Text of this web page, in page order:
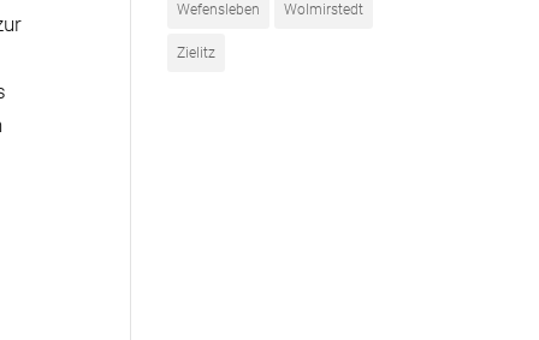
Wefensleben Wolmirstedt
Zielitz